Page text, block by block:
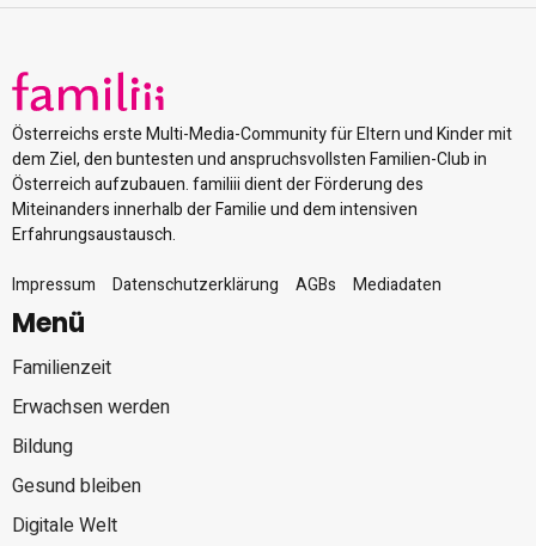
Österreichs erste Multi-Media-Community für Eltern und Kinder mit
dem Ziel, den buntesten und anspruchsvollsten Familien-Club in
Österreich aufzubauen. familiii dient der Förderung des
Miteinanders innerhalb der Familie und dem intensiven
Erfahrungsaustausch.
Impressum
Datenschutzerklärung AGBs Mediadaten
Menü
Familienzeit
Erwachsen werden
Bildung
Gesund bleiben
Digitale Welt